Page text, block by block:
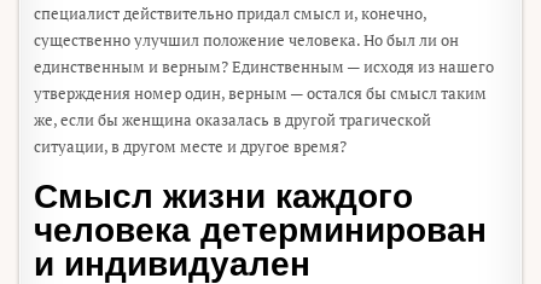
специалист действительно придал смысл и, конечно,
существенно улучшил положение человека. Но был ли он
единственным и верным? Единственным — исходя из нашего
утверждения номер один, верным — остался бы смысл таким
же, если бы женщина оказалась в другой трагической
ситуации, в другом месте и другое время?
Смысл жизни каждого
человека детерминирован
и индивидуален